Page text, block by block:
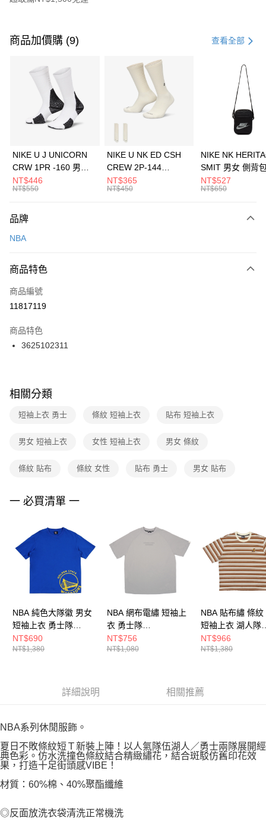
信用卡一次付款
3 期 0 利率 每期 21家銀行
合作金庫商業銀行
第一商業銀行
華南商業銀行
彰化商業銀行
上海商業儲蓄銀行
元大商業銀行
台灣樂天信用卡公司
Apple Pay
全盈+PAY
AFTEE先享後付
【關於「AFTEE先享後付」】
便利好安心！
３．安心：先確認商品／服務後，再付款。
【「AFTEE先享後付」結帳流程】
１．於結帳方式選擇「AFTEE先享後付」後，將跳轉至「AFTEE先享後付」
２．訂單成立數日內，您將收到繳費通知簡訊。
３．收到繳費通知簡訊後14天內，點擊此簡訊中的連結，可透過四大超商／
ATM／網路銀行／等多元方式進行付款，方視為交易完成。
※ 交易是否成功請以「AFTEE先享後付 」之結帳頁面顯示為準，若有關於
是否繳費成功／繳費後需取消欲退款等相關疑問，請聯繫「AFTEE先享後付
客戶支援中心」 https://netprotections.freshdesk.com/support/home
１．透過由恩沛科技股份有限公司提供之「AFTEE先享後付」服務完成之交
權轉讓予恩沛科技股份有限公司。
３．未成年的使用者請事先徵得法定代理人或監護人之同意方可使用
「AFTEE先享後付」，若未經同意申辦者引起之損失，本公司不負相關責
４．使用「AFTEE先享後付」時，將依據個別帳號之用戶狀況，依本公司即
時審查核予不同之上限額度；若仍有額度不足之情形，本公司將視審查結果
請求用戶進行身份認證。
５．嚴禁一人註冊多個帳號或使用他人資訊註冊。若發現惡意使用之情形，
恩沛科技股份有限公司將有權停止該用戶之使用額度並採取法律行動。
運送方式
每筆NT$100，滿NT$1,500(含以上)免運費
宅配
每筆NT$100，滿NT$1,500(含以上)免運費
付款後門市自取
每筆NT$100，滿NT$1,500(含以上)免運費
商品加價購 (9) 查看全部
NIKE U J UNICORN
CRW 1PR -160 男女
中統襪 FZ3393100
NT$446
NT$550
NIKE U NK ED CSH
CREW 2P-144
EMBRDY 男女 短統襪
FZ3073133
NT$365
NT$450
NIKE NK
SMIT 男女 側背
BA5871010
NT$527
NT$650
品牌
NBA
商品特色
商品編號
11817119
商品特色
3625102311
相關分類
短袖上衣 勇士 條紋 短袖上衣 貼布 短袖上衣
男女 短袖上衣 女性 短袖上衣 男女 條紋
條紋 貼布 條紋 女性 貼布 勇士 男女 貼布
一 必買清單 一
NBA 純色大隊徽 男女
短袖上衣 勇士隊
3625113682
NT$690
NT$1,380
NBA 網布電繡 短袖上
衣 勇士隊
3525149212
NT$756
NT$1,080
NBA 貼布繡 條紋
短袖上衣 湖人隊
3625102201
NT$966
NT$1,380
詳細說明 相關推薦
NBA系列休閒服飾。
夏日不敗條紋短Ｔ新裝上陣！以人氣隊伍湖人／勇士兩隊展開經
典色彩。仿水洗撞色條紋結合精緻繡花，結合斑駁仿舊印花效
果，打造十足街頭感VIBE！
材質：60%棉、40%聚酯纖維
◎反面放洗衣袋清洗正常機洗